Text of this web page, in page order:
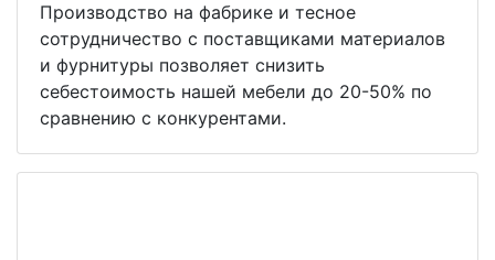
Производство на фабрике и тесное
сотрудничество с поставщиками материалов
и фурнитуры позволяет снизить
себестоимость нашей мебели до 20-50% по
сравнению с конкурентами.